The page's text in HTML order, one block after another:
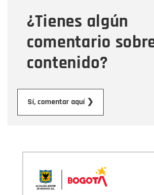
¿Tienes algún
comentario
contenido?
Sí, comentar aquí ❯
Mensaje